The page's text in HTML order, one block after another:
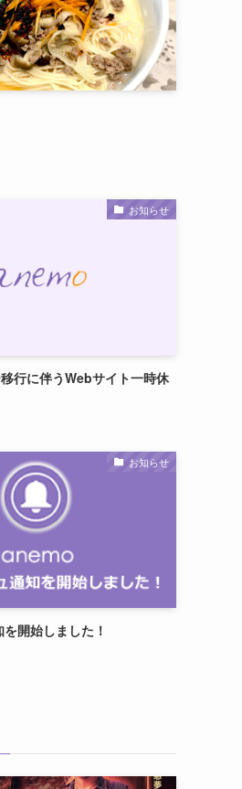
お知らせ
移行に伴うWebサイト一時休
お知らせ
開始しました！